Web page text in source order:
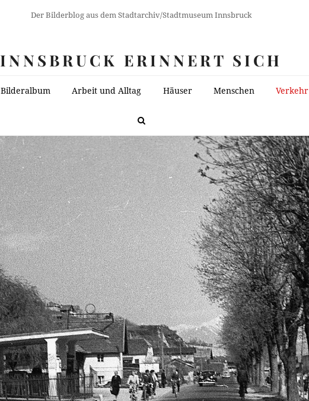
Der Bilderblog aus dem Stadtarchiv/Stadtmuseum Innsbruck
INNSBRUCK ERINNERT SICH
Bilderalbum Arbeit und Alltag Häuser Menschen Verkehr